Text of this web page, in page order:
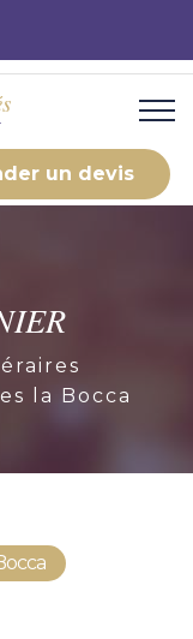
un devis
la Bocca